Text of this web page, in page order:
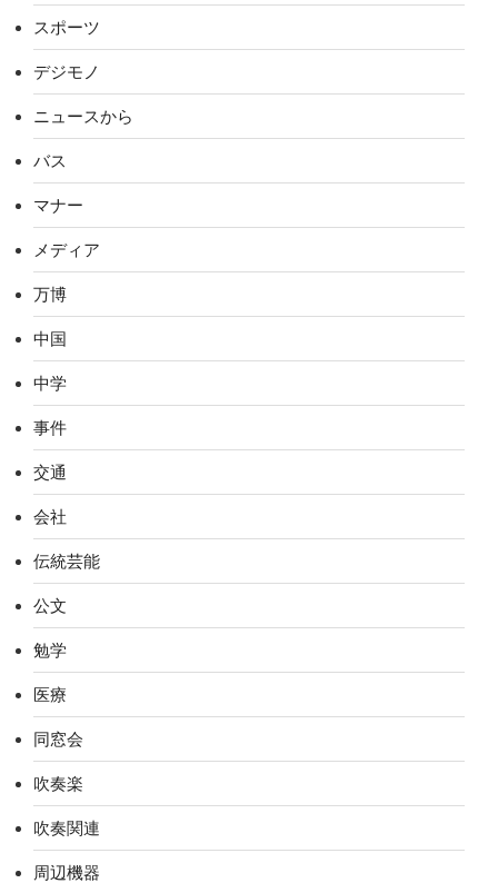
スポーツ
デジモノ
ニュースから
バス
マナー
メディア
万博
中国
中学
事件
交通
会社
伝統芸能
公文
勉学
医療
同窓会
吹奏楽
吹奏関連
周辺機器